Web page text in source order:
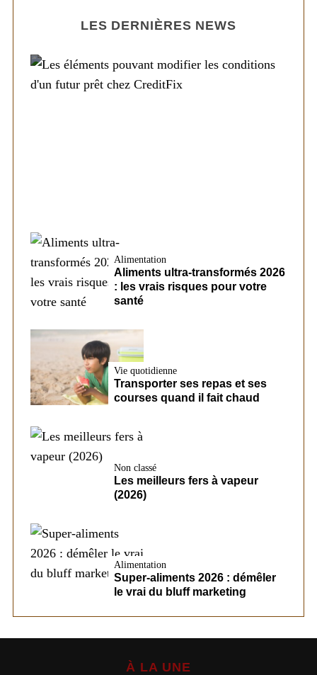
LES DERNIÈRES NEWS
Alimentation
Aliments ultra-transformés 2026
: les vrais risques pour votre
santé
Vie quotidienne
Transporter ses repas et ses
courses quand il fait chaud
Non classé
Les meilleurs fers à vapeur
(2026)
Alimentation
Super-aliments 2026 : démêler
le vrai du bluff marketing
À LA UNE